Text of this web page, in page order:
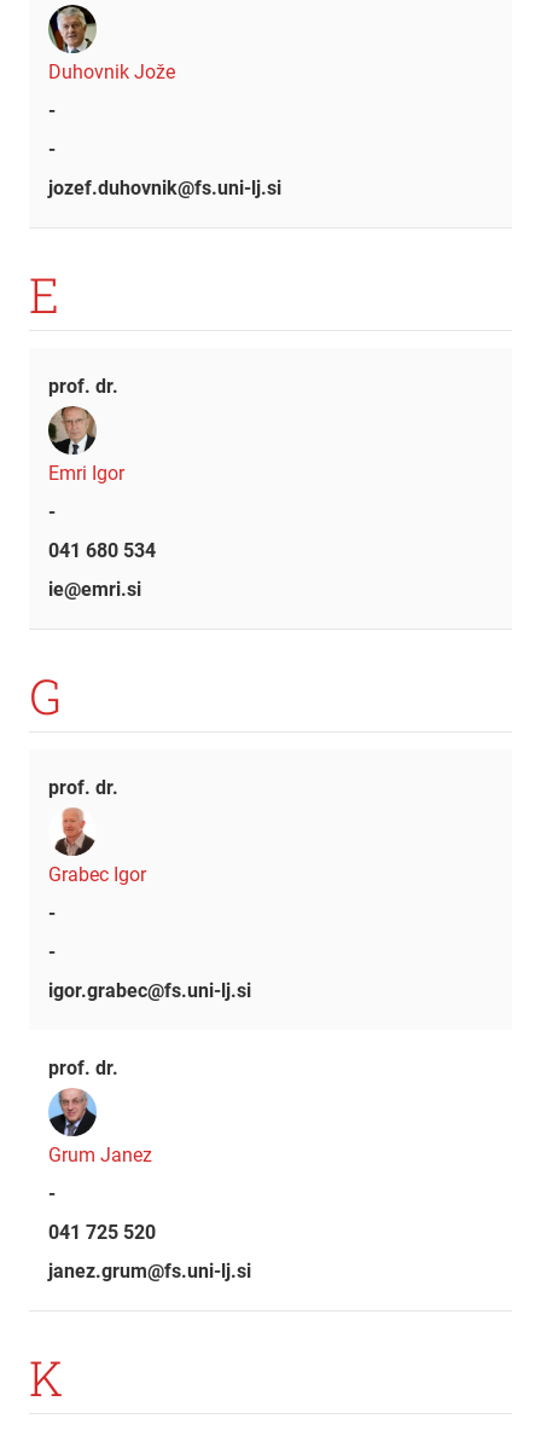
Duhovnik Jože
-
-
jozef.duhovnik@fs.uni-lj.si
E
prof. dr.
Emri Igor
-
041 680 534
ie@emri.si
G
prof. dr.
Grabec Igor
-
-
igor.grabec@fs.uni-lj.si
prof. dr.
Grum Janez
-
041 725 520
janez.grum@fs.uni-lj.si
K